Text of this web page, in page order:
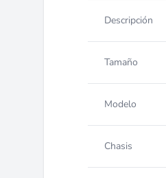
Descripción
Tamaño
Modelo
Chasis